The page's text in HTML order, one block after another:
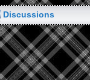
Discussions